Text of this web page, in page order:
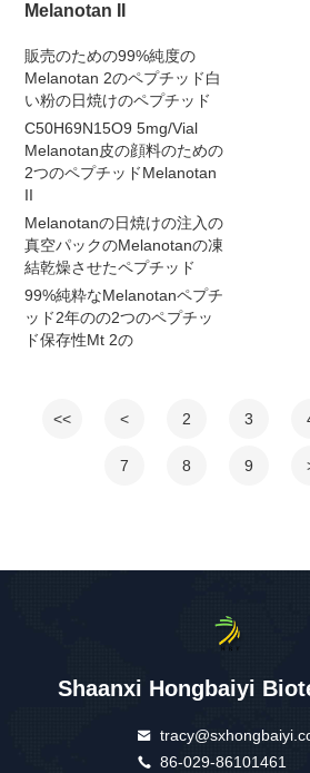
Melanotan II
販売のための99%純度の
Melanotan 2のペプチッド白
い粉の日焼けのペプチッド
C50H69N15O9 5mg/Vial
Melanotan皮の顔料のための
2つのペプチッドMelanotan
II
Melanotanの日焼けの注入の
真空パックのMelanotanの凍
結乾燥させたペプチッド
99%純粋なMelanotanペプチ
ッド2年のの2つのペプチッ
ド保存性Mt 2の
<< < 2 3
7 8 9
Shaanxi Hongbaiyi
86-029-86101461